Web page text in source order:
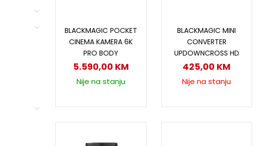
BLACKMAGIC POCKET
CINEMA KAMERA 6K
PRO BODY
5.590,00 KM
Nije na stanju
BLACKMAGIC MINI
CONVERTER
UPDOWNCROSS HD
425,00 KM
Nije na stanju